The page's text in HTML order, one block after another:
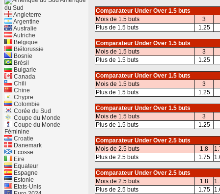
Comparateur Under Over 1.5 buts
Mois de 1.5 buts
3
Plus de 1.5 buts
1.25
Comparateur Under Over 1.5 buts
Mois de 1.5 buts
3
Plus de 1.5 buts
1.25
Comparateur Under Over 1.5 buts
Mois de 1.5 buts
3
Plus de 1.5 buts
1.25
Comparateur Under Over 1.5 buts
Mois de 1.5 buts
3
Plus de 1.5 buts
1.25
Comparateur Under Over 2.5 buts
Mois de 2.5 buts
1.8
Plus de 2.5 buts
1.75
Comparateur Under Over 2.5 buts
Mois de 2.5 buts
1.8
Plus de 2.5 buts
1.75
du Sud
Angleterre
Argentine
Australie
Autriche
Belgique
Biélorussie
Bosnie
Brésil
Bulgarie
Canada
Chili
Chine
Chypre
Colombie
Corée du Sud
Coupe du Monde
Coupe du Monde
Féminine
Croatie
Danemark
Ecosse
Eire
Equateur
Espagne
Estonie
Etats-Unis